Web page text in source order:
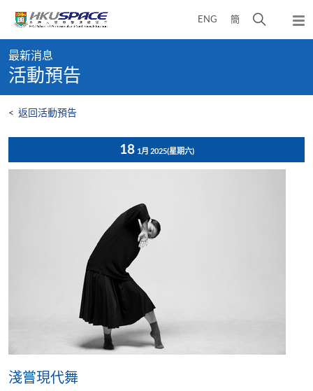
content
ENG 簡
開
彈
出
content
start
最新消息
活動預告
< 返回活動預告
18 1月 2025(星期六)
淺嘗現代舞